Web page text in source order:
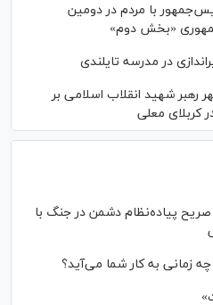
با مردم در دومین
«بخش دوم»
در مدرسه تایلندی
رهبر شهید انقلاب اسلامی بر
کربلای معلی
صریح پیاده‌نظام‌ دشمن در جنگ با